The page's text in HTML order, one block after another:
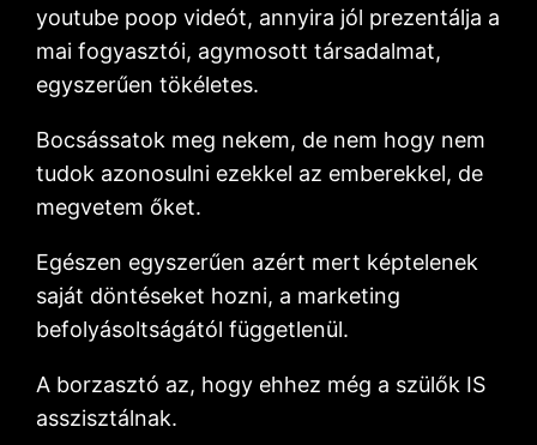
youtube poop videót, annyira jól prezentálja a
mai fogyasztói, agymosott társadalmat,
egyszerűen tökéletes.
Bocsássatok meg nekem, de nem hogy nem
tudok azonosulni ezekkel az emberekkel, de
megvetem őket.
Egészen egyszerűen azért mert képtelenek
saját döntéseket hozni, a marketing
befolyásoltságától függetlenül.
A borzasztó az, hogy ehhez még a szülők IS
asszisztálnak.